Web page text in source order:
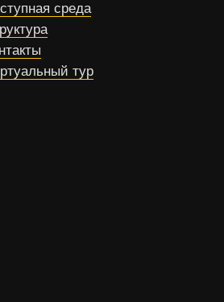
среда
тур